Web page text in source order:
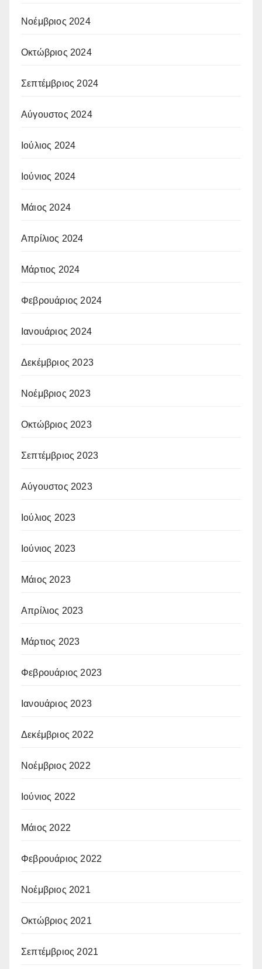
Νοέμβριος 2024
Οκτώβριος 2024
Σεπτέμβριος 2024
Αύγουστος 2024
Ιούλιος 2024
Ιούνιος 2024
Μάιος 2024
Απρίλιος 2024
Μάρτιος 2024
Φεβρουάριος 2024
Ιανουάριος 2024
Δεκέμβριος 2023
Νοέμβριος 2023
Οκτώβριος 2023
Σεπτέμβριος 2023
Αύγουστος 2023
Ιούλιος 2023
Ιούνιος 2023
Μάιος 2023
Απρίλιος 2023
Μάρτιος 2023
Φεβρουάριος 2023
Ιανουάριος 2023
Δεκέμβριος 2022
Νοέμβριος 2022
Ιούνιος 2022
Μάιος 2022
Φεβρουάριος 2022
Νοέμβριος 2021
Οκτώβριος 2021
Σεπτέμβριος 2021